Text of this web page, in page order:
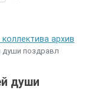
архив
души поздравл
души